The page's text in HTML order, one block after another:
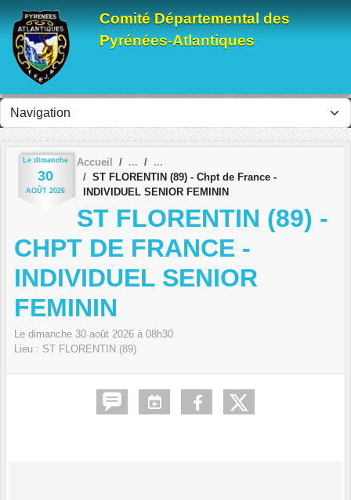
Comité Départemental des
Pyrénées-Atlantiques
Le dimanche
30
AOÛT 2026
Accueil
ST FLORENTIN (89) - Chpt de France -
INDIVIDUEL SENIOR FEMININ
ST FLORENTIN (89) -
CHPT DE FRANCE -
INDIVIDUEL SENIOR
FEMININ
Le dimanche 30 août 2026 à 08h30
Lieu : ST FLORENTIN (89)
Panneau de gestion des cookies